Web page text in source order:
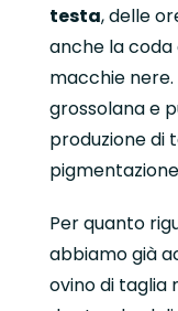
testa, delle
anche la
macchie nere.
grossolana e
produzione di
Per quanto
abbiamo già
ovino di taglia